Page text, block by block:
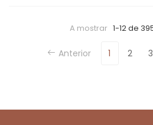
A mostrar 1-12 de
Anterior 1 2 3